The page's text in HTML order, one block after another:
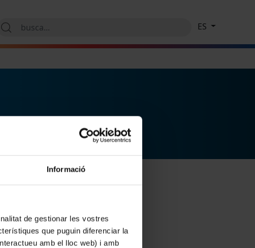
Informació
de gestionar les vostres
que puguin diferenciar la
amb el lloc web) i amb
ES